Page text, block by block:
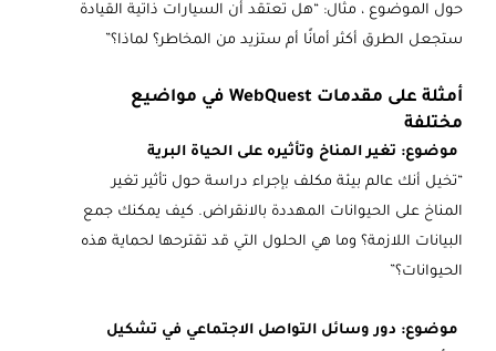
حول الموضوع ، مثال: “هل تعتقد أن السيارات ذاتية القيادة
ستجعل الطرق أكثر أمانًا أم ستزيد من المخاطر؟ لماذا؟”
أمثلة على مقدمات WebQuest في مواضيع
مختلفة
موضوع: تغير المناخ وتأثيره على الحياة البرية
“تخيل أنك عالم بيئة مكلف بإجراء دراسة حول تأثير تغير
المناخ على الحيوانات المهددة بالانقراض. كيف يمكنك جمع
البيانات اللازمة؟ وما هي الحلول التي قد تقترحها لحماية هذه
الحيوانات؟”
موضوع: دور وسائل التواصل الاجتماعي في تشكيل